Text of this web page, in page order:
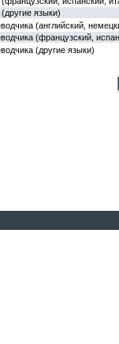
(другие языки)
(английский,
(французский,
(другие языки)